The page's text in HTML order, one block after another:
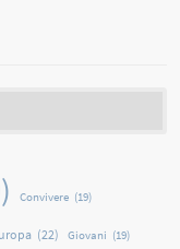
Convivere (19)
(22) Giovani (19)